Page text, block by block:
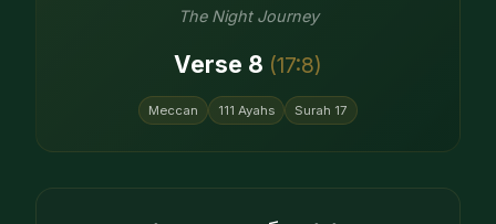
The Night Journey
Verse 8 (17:8)
Meccan 111 Ayahs Surah 17